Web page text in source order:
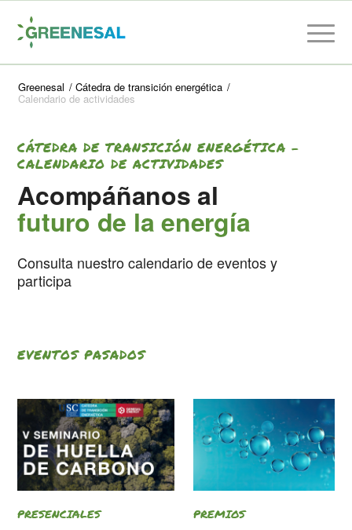
Greenesal / Cátedra de transición energética /
Calendario de actividades
CÁTEDRA DE TRANSICIÓN ENERGÉTICA –
CALENDARIO DE ACTIVIDADES
Acompáñanos al
futuro de la energía
Consulta nuestro calendario de eventos y
participa
EVENTOS PASADOS
PRESENCIALES PREMIOS